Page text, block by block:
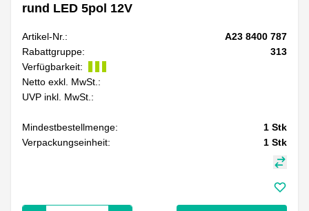
rund LED 5pol 12V
Artikel-Nr.:
A23 8400 787
Rabattgruppe:
313
Verfügbarkeit:
Netto exkl. MwSt.:
UVP inkl. MwSt.:
Mindestbestellmenge: 1 Stk
Verpackungseinheit:
1 Stk